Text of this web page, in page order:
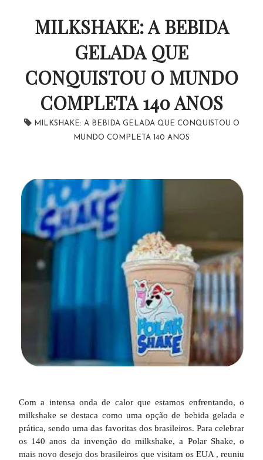
MILKSHAKE: A BEBIDA
GELADA QUE
CONQUISTOU O MUNDO
COMPLETA 140 ANOS
MILKSHAKE: A BEBIDA GELADA QUE CONQUISTOU O
MUNDO COMPLETA 140 ANOS
Com a intensa onda de calor que estamos enfrentando, o
milkshake se destaca como uma opção de bebida gelada e
prática, sendo uma das favoritas dos brasileiros. Para celebrar
os 140 anos da invenção do milkshake, a Polar Shake, o
mais novo desejo dos brasileiros que visitam os EUA , reuniu